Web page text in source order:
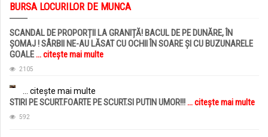
BURSA LOCURILOR DE MUNCA
SCANDAL DE PROPORȚII LA GRANIȚĂ! BACUL DE PE DUNĂRE, ÎN
ȘOMAJ ! SÂRBII NE-AU LĂSAT CU OCHII ÎN SOARE ȘI CU BUZUNARELE
GOALE... citește mai multe
2105
... citește mai multe
STIRI PE SCURT.FOARTE PE SCURT.SI PUTIN UMOR!!!... citește mai multe
592